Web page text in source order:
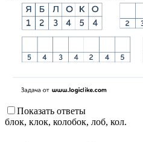
Показать ответы
блок, клок, колобок, лоб, кол.